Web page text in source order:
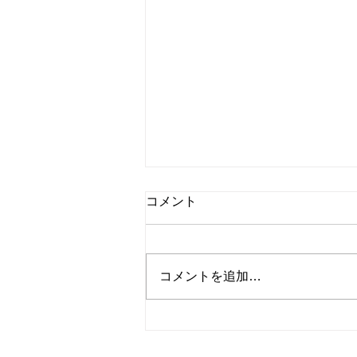
コメント
コメントを追加…